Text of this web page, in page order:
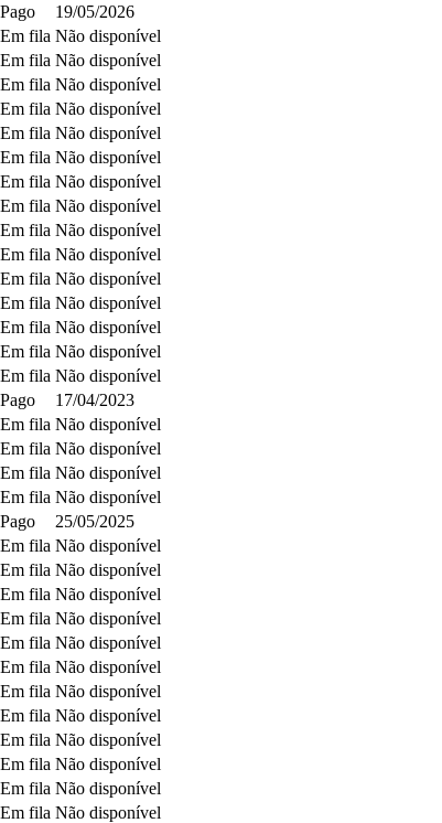
Pago
19/05/2026
Em fila Não disponível
Em fila Não disponível
Em fila Não disponível
Em fila Não disponível
Em fila Não disponível
Em fila Não disponível
Em fila Não disponível
Em fila Não disponível
Em fila Não disponível
Em fila Não disponível
Em fila Não disponível
Em fila Não disponível
Em fila Não disponível
Em fila Não disponível
Em fila Não disponível
Pago
17/04/2023
Em fila Não disponível
Em fila Não disponível
Em fila Não disponível
Em fila Não disponível
Pago
25/05/2025
Em fila Não disponível
Em fila Não disponível
Em fila Não disponível
Em fila Não disponível
Em fila Não disponível
Em fila Não disponível
Em fila Não disponível
Em fila Não disponível
Em fila Não disponível
Em fila Não disponível
Em fila Não disponível
Em fila Não disponível